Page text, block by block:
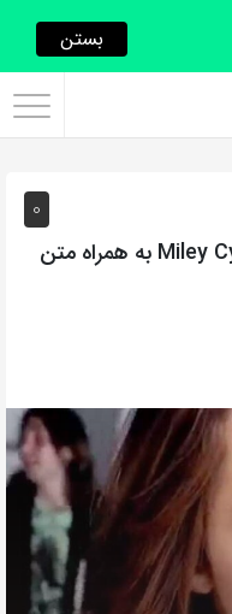
0
آهنگ انگلیسی 7 Things از Miley Cyrus به همراه متن
بستن